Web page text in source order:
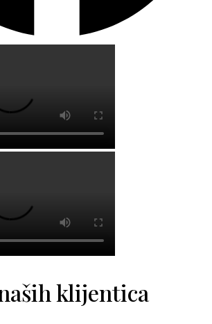
klijentica